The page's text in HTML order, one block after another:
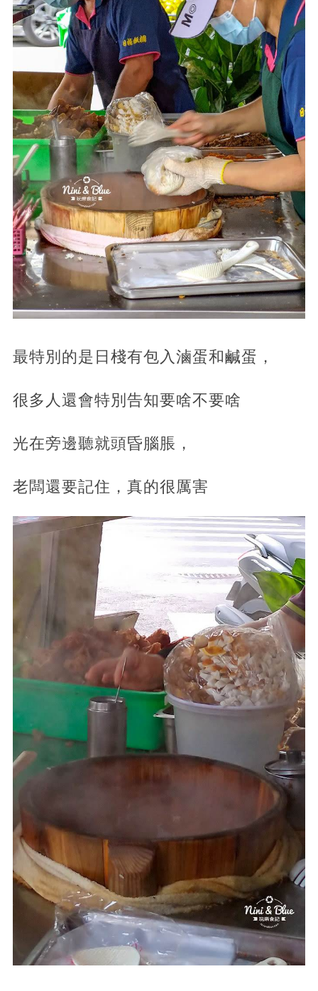
最特別的是日棧有包入滷蛋和鹹蛋，
很多人還會特別告知要啥不要啥
光在旁邊聽就頭昏腦脹，
老闆還要記住，真的很厲害